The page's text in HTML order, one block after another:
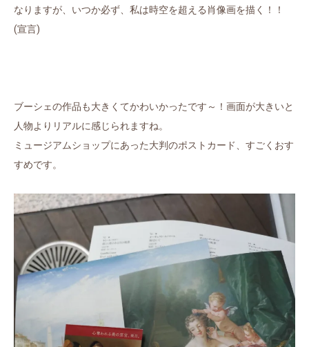
なりますが、いつか必ず、私は時空を超える肖像画を描く！！
(宣言)
ブーシェの作品も大きくてかわいかったです～！画面が大きいと
人物よりリアルに感じられますね。
ミュージアムショップにあった大判のポストカード、すごくおす
すめです。